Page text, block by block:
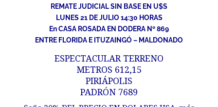
REMATE JUDICIAL SIN BASE EN U$S
LUNES 21 DE JULIO 14:30 HORAS
En CASA ROSADA EN DODERA Nº 869
ENTRE FLORIDA E ITUZAINGÓ – MALDONADO
ESPECTACULAR TERRENO
METROS 612,15
PIRIÁPOLIS
PADRÓN 7689